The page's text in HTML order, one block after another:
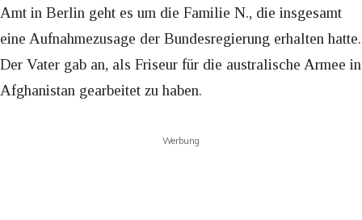
Amt in Berlin geht es um die Familie N., die insgesamt
eine Aufnahmezusage der Bundesregierung erhalten hatte.
Der Vater gab an, als Friseur für die australische Armee in
Afghanistan gearbeitet zu haben.
Werbung